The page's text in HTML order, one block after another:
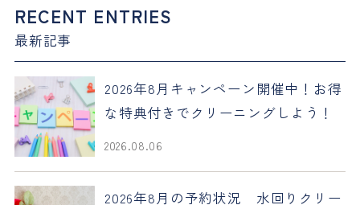
RECENT ENTRIES
最新記事
2026年8月キャンペーン開催中！お得
な特典付きでクリーニングしよう！
2026.08.06
2026年8月の予約状況 水回りクリー